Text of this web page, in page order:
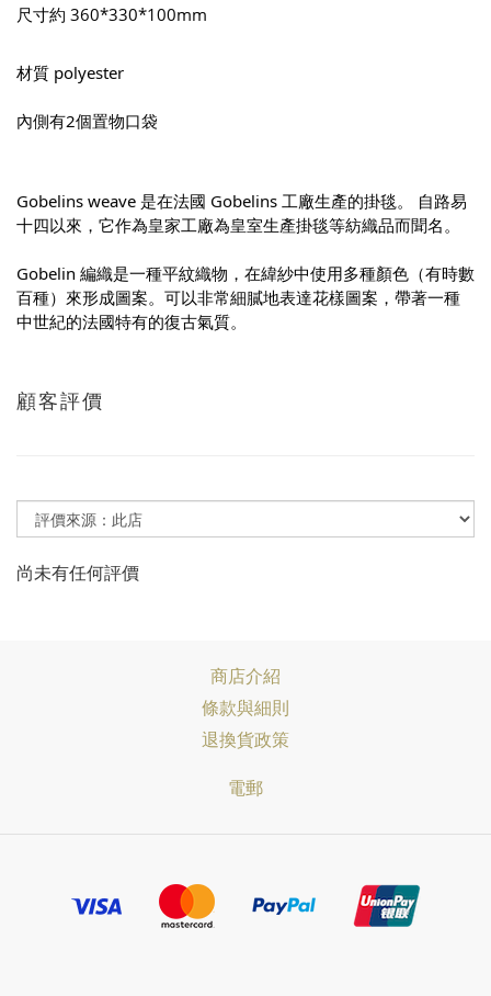
尺寸約 360*330*100mm
材質 polyester
內側有2個置物口袋
Gobelins weave 是在法國 Gobelins 工廠生產的掛毯。 自路易
十四以來，它作為皇家工廠為皇室生產掛毯等紡織品而聞名。
Gobelin 編織是一種平紋織物，在緯紗中使用多種顏色（有時數
百種）來形成圖案。可以非常細膩地表達花樣圖案，帶著一種
中世紀的法國特有的復古氣質。
顧客評價
尚未有任何評價
商店介紹
條款與細則
退換貨政策
電郵